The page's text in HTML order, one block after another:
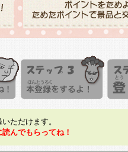
ただけます。
んでもらってね！